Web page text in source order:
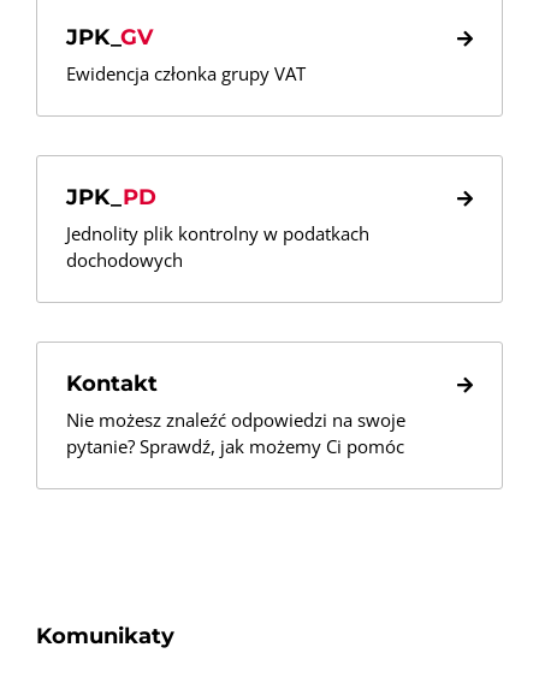
JPK_ GV
Ewidencja członka grupy VAT
JPK_ PD
Jednolity plik kontrolny w podatkach
dochodowych
Kontakt
Nie możesz znaleźć odpowiedzi na swoje
pytanie? Sprawdź, jak możemy Ci pomóc
Komunikaty